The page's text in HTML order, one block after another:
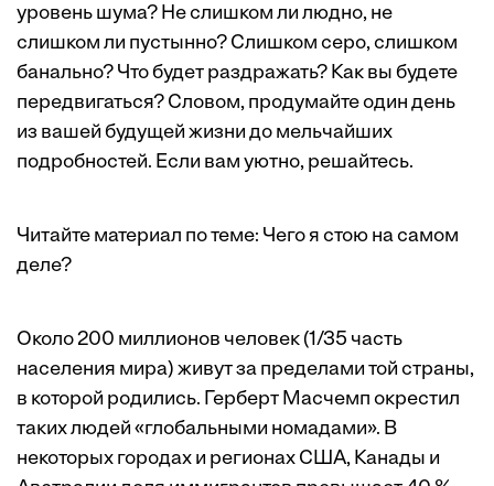
уровень шума? Не слишком ли людно, не
слишком ли пустынно? Слишком серо, слишком
банально? Что будет раздражать? Как вы будете
передвигаться? Словом, продумайте один день
из вашей будущей жизни до мельчайших
подробностей. Если вам уютно, решайтесь.
Читайте материал по теме: Чего я стою на самом
деле?
Около 200 миллионов человек (1/35 часть
населения мира) живут за пределами той страны,
в которой родились. Герберт Масчемп окрестил
таких людей «глобальными номадами». В
некоторых городах и регионах США, Канады и